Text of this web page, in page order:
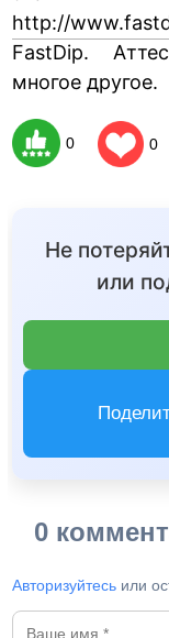
http://
FastDip.
многое другое.
0 0
Не
или
0
Авторизуйтесь или